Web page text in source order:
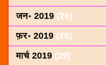
जन॰ 2019 (26)
फ़र॰ 2019 (28)
मार्च 2019 (29)